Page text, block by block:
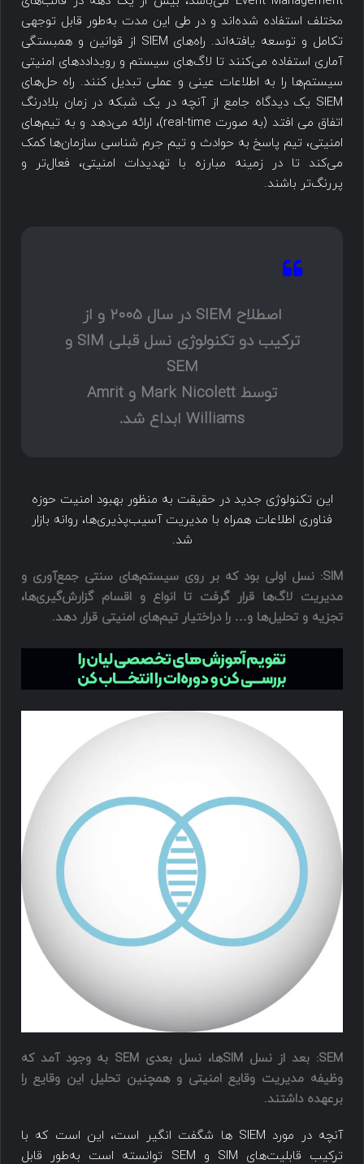
مختلف استفاده شده‌اند و در طی این مدت به‌طور قابل توجهی
تکامل و توسعه یافته‌اند. راه‌های SIEM از قوانین و همبستگی
آماری استفاده می‌کنند تا لاگ‌های سیستم و رویداددهای امنیتی
سیستم‌ها را به اطلاعات عینی و عملی تبدیل کنند. راه حل‌های
SIEM یک دیدگاه جامع از آنچه در یک شبکه در زمان بلادرنگ
اتفاق می افتد (به صورت real-time)، ارائه می‌دهد و به تیم‌های
امنیتی، تیم پاسخ به حوادث و تیم جرم شناسی سازمان‌ها کمک
می‌کند تا در زمینه مبارزه با تهدیدات امنیتی، فعال‌تر و
پررنگ‌تر باشند.
اصطلاح SIEM در سال 2005 و از
ترکیب دو تکنولوژی نسل قبلی SIM و
SEM
توسط Mark Nicolett و Amrit
Williams ابداع شد.
این تکنولوژی جدید در حقیقت به منظور بهبود امنیت حوزه
فناوری اطلاعات همراه با مدیریت آسیب‌پذیری‌ها، روانه بازار
شد.
SIM: نسل اولی بود که بر روی سیستم‌های سنتی جمع‌آوری و
مدیریت لاگ‌ها قرار گرفت تا انواع و اقسام گزارش‌گیری‌ها،
تجزیه و تحلیل‌ها و… را دراختیار تیم‌های امنیتی قرار دهد.
SEM: بعد از نسل SIMها، نسل
بعدی SEM به وجود آمد که
وظیفه مدیریت وقایع امنیتی و همچنین تحلیل این وقایع را
برعهده داشتند.
آنچه در مورد SIEM ها شگفت انگیر است، این است که با
ترکیب قابلیت‌های SIM و SEM توانسته است به‌طور قابل